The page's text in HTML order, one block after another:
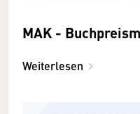
MAK -
Weiterlesen